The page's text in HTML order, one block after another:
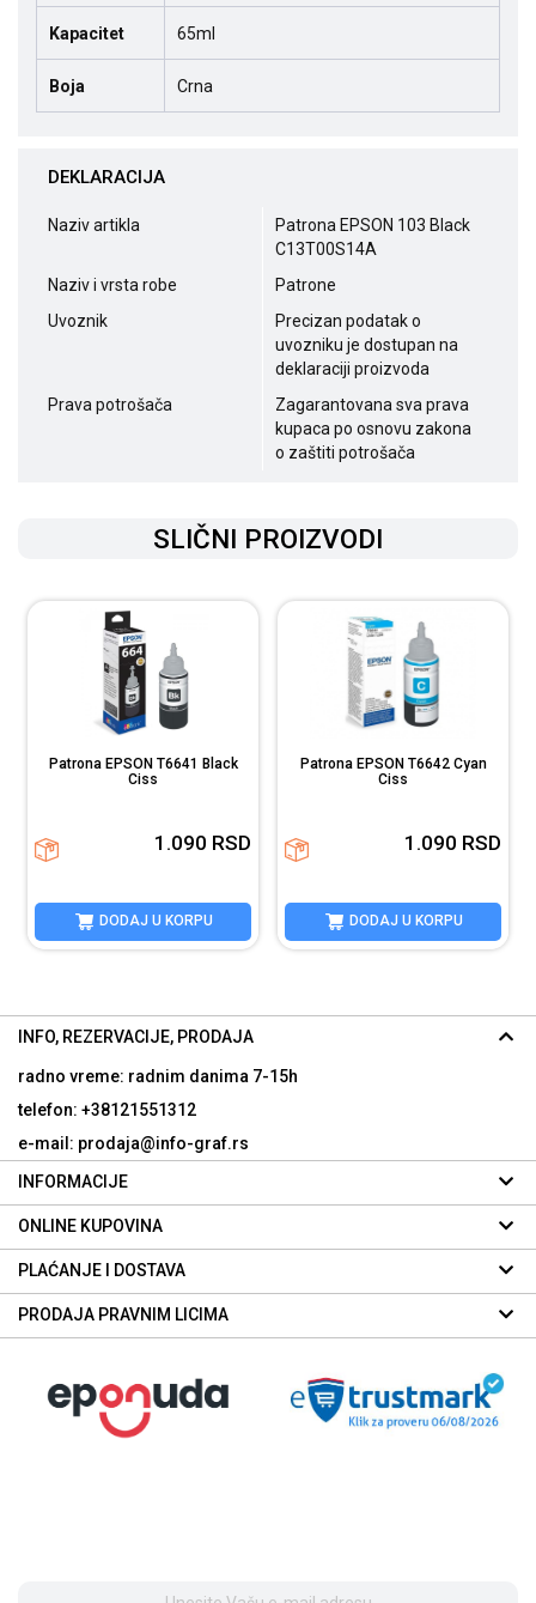
Kapacitet 65ml
Boja Crna
DEKLARACIJA
Naziv artikla
Patrona EPSON 103 Black
C13T00S14A
Naziv i vrsta robe
Patrone
Uvoznik
Precizan podatak o
uvozniku je dostupan na
deklaraciji proizvoda
Prava potrošača
Zagarantovana sva prava
kupaca po osnovu zakona
o zaštiti potrošača
SLIČNI PROIZVODI
Patrona EPSON T6641 Black
Ciss
1.090 RSD
DODAJ U KORPU
Patrona EPSON T6642 Cyan
Ciss
1.090 RSD
DODAJ U KORPU
INFO, REZERVACIJE, PRODAJA
radno vreme: radnim danima 7-15h
telefon: +38121551312
e-mail: prodaja@info-graf.rs
INFORMACIJE
ONLINE KUPOVINA
PLAĆANJE I DOSTAVA
PRODAJA PRAVNIM LICIMA